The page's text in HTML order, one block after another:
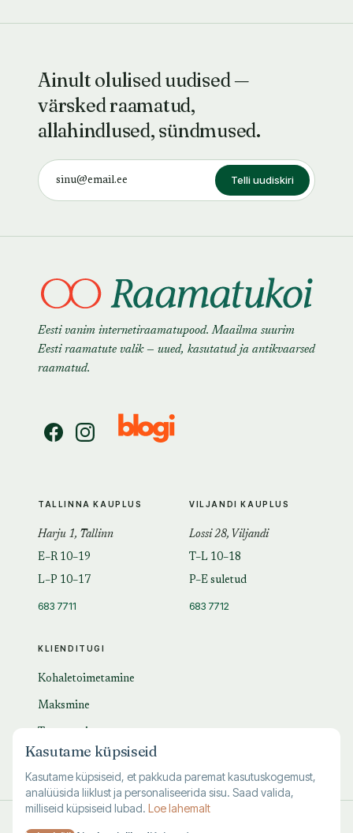
Ainult olulised uudised —
värsked raamatud,
allahindlused, sündmused.
Telli uudiskiri
Eesti vanim internetiraamatupood. Maailma suurim
Eesti raamatute valik — uued, kasutatud ja antikvaarsed
raamatud.
KLIENDITUGI
Kohaletoimetamine
Maksmine
KKK
TALLINNA KAUPLUS
Harju 1, Tallinn
E–R 10–19
L–P 10–17
683 7711
VILJANDI KAUPLUS
Lossi 28, Viljandi
T–L 10–18
P–E suletud
683 7712
Kasutame küpsiseid
Kasutame küpsiseid, et pakkuda paremat kasutuskogemust,
analüüsida liiklust ja personaliseerida sisu. Saad valida,
milliseid küpsiseid lubad. Loe lahemalt